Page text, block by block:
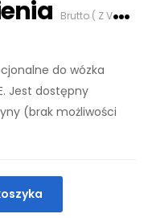
Brutto ( Z VAT 23%)
do wózka
Jest dostępny
(brak możliwości